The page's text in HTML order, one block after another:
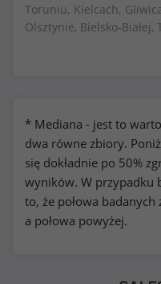
Toruniu, Kielcach,
Olsztynie, Bielsko-Białej,
* Mediana - jest to
dwa równe zbiory.
się dokładnie po 50%
wyników. W przypadku
to, że połowa
a połowa powyżej.